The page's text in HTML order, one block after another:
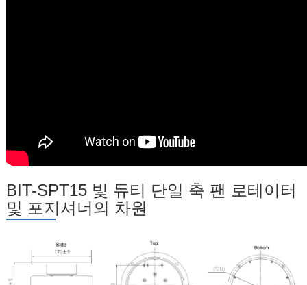
BIT-SPT15 빛 듀티 단일 축 팬 로테이터
및 포지셔너의 차원